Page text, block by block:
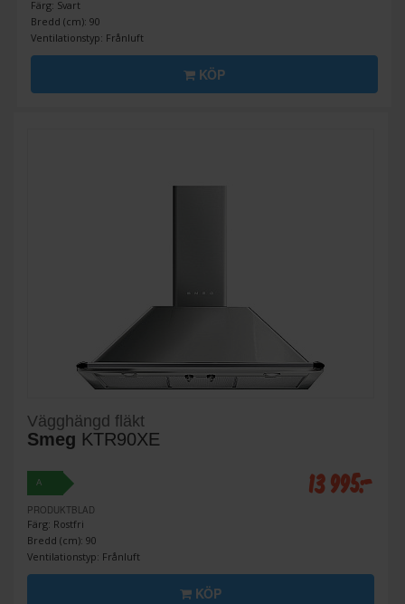
Färg: Svart
Bredd (cm): 90
Ventilationstyp: Frånluft
KÖP
Vägghängd fläkt
Smeg KTR90XE
A
PRODUKTBLAD
Färg: Rostfri
Bredd (cm): 90
Ventilationstyp: Frånluft
13 995:-
KÖP